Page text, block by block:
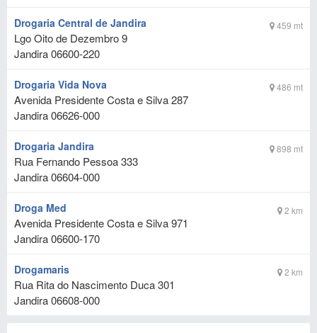
459 mt
Drogaria Central de Jandira
Lgo Oito de Dezembro 9
Jandira06600-220
486 mt
Drogaria Vida Nova
Avenida Presidente Costa e Silva 287
Jandira06626-000
898 mt
Drogaria Jandira
Rua Fernando Pessoa 333
Jandira06604-000
2 km
Droga Med
Avenida Presidente Costa e Silva 971
Jandira06600-170
2 km
Drogamaris
Rua Rita do Nascimento Duca 301
Jandira06608-000